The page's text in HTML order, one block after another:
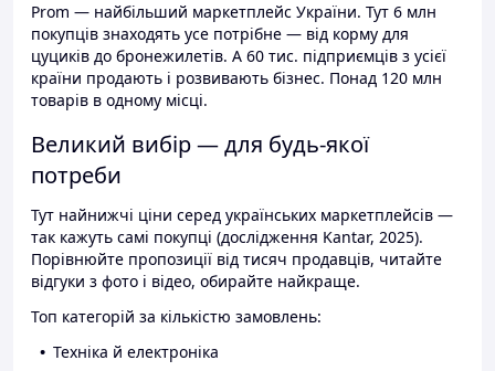
Prom — найбільший маркетплейс України. Тут 6 млн
покупців знаходять усе потрібне — від корму для
цуциків до бронежилетів. А 60 тис. підприємців з усієї
країни продають і розвивають бізнес. Понад 120 млн
товарів в одному місці.
Великий вибір — для будь-якої
потреби
Тут найнижчі ціни серед українських маркетплейсів —
так кажуть самі покупці (дослідження Kantar, 2025).
Порівнюйте пропозиції від тисяч продавців, читайте
відгуки з фото і відео, обирайте найкраще.
Топ категорій за кількістю замовлень:
Техніка й електроніка